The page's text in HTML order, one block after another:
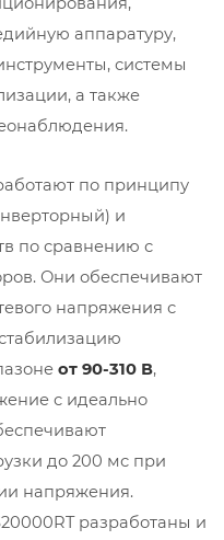
аппаратуру,
системы
а также
по принципу
и
по сравнению с
Они обеспечивают
напряжения с
от 90-310 В,
с идеально
до 200 мс при
напряжения.
разработаны и